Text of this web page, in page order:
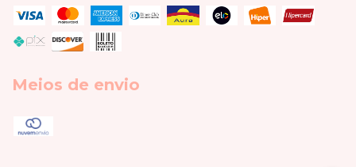
Meios de envio